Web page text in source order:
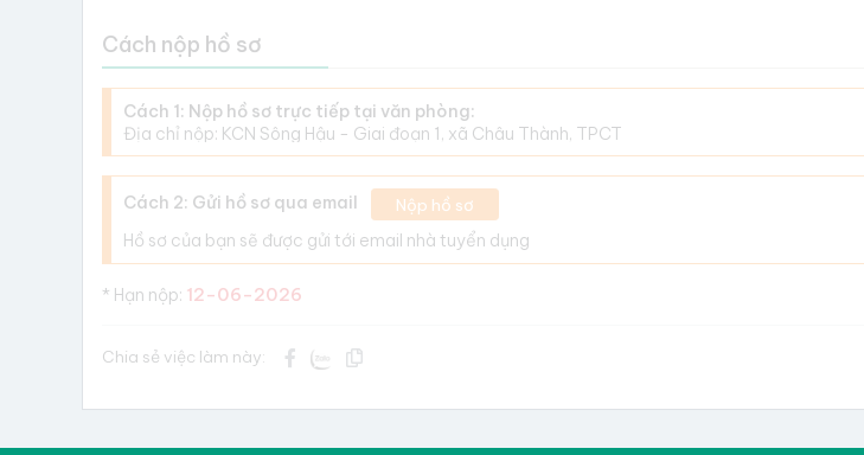
Cách nộp hồ sơ
Cách 1: Nộp hồ sơ trực tiếp tại văn phòng:
Địa chỉ nộp: KCN Sông Hậu - Giai đoạn 1, xã Châu Thành, TPCT
Cách 2: Gửi hồ sơ qua email
Nộp hồ sơ
Hồ sơ của bạn sẽ được gửi tới email nhà tuyển dụng
* Hạn nộp: 12-06-2026
Chia sẻ việc làm này: